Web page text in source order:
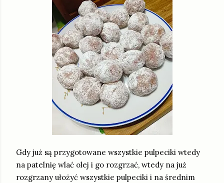
Gdy już są przygotowane wszystkie pulpeciki wtedy
na patelnię wlać olej i go rozgrzać, wtedy na już
rozgrzany ułożyć wszystkie pulpeciki i na średnim